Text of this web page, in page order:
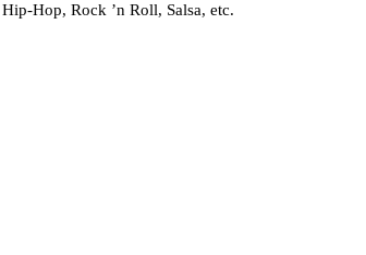
Hop, Rock ’n Roll, Salsa, etc.